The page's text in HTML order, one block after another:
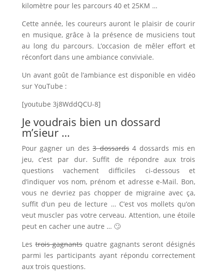
kilomètre pour les parcours 40 et 25KM …
Cette année, les coureurs auront le plaisir de courir
en musique, grâce à la présence de musiciens tout
au long du parcours. L’occasion de mêler effort et
réconfort dans une ambiance conviviale.
Un avant goût de l’ambiance est disponible en vidéo
sur YouTube :
[youtube 3j8WddQCU-8]
Je voudrais bien un dossard
m’sieur …
Pour gagner un des3 dossards4 dossards mis en
jeu, c’est par dur. Suffit de répondre aux trois
questions vachement difficiles ci-dessous et
d’indiquer vos nom, prénom et adresse e-Mail. Bon,
vous ne devriez pas chopper de migraine avec ça,
suffit d’un peu de lecture … C’est vos mollets qu’on
veut muscler pas votre cerveau. Attention, une étoile
peut en cacher une autre … 🙄
Lestrois gagnantsquatre gagnants seront désignés
parmi les participants ayant répondu correctement
aux trois questions.